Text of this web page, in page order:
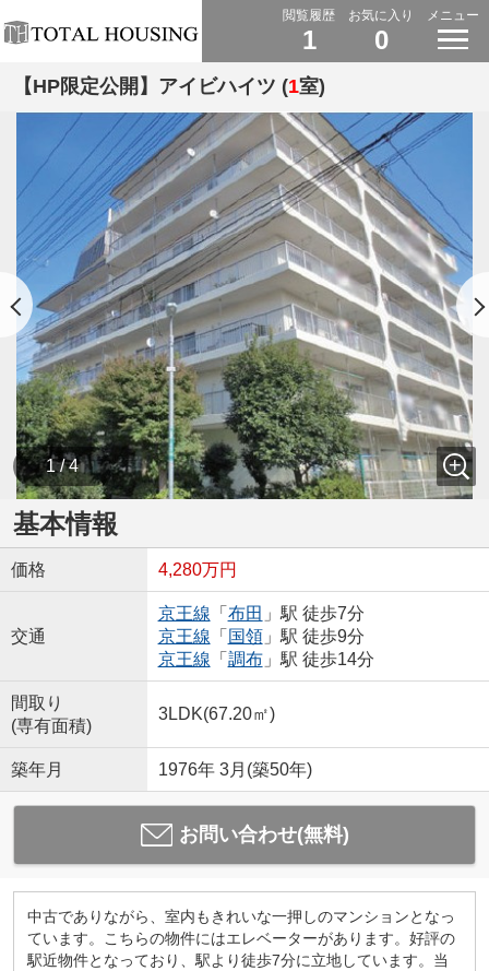
閲覧履歴
1
お気に入り
0
メニュー
【HP限定公開】アイビハイツ (1室)
1 / 4
基本情報
価格 4,280万円
交通
京王線 「 布田 」駅 徒歩7分
京王線 「 国領」駅 徒歩9分
京王線 「 調布」駅 徒歩14分
間取り
(専有面積)
3LDK(67.20㎡)
築年月 1976年 3月(築50年)
お問い合わせ(無料)
中古でありながら、室内もきれいな一押しのマンションとなっ
ています。こちらの物件にはエレベーターがあります。好評の
駅近物件となっており、駅より徒歩7分に立地しています。当